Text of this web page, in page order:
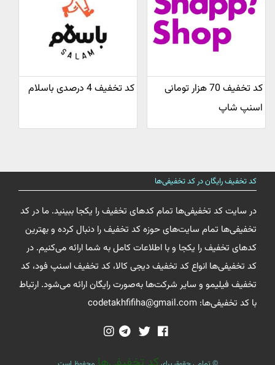
کد تخفیف 70 هزار تومانی
اسنپ شاپ
کد تخفیف 4 درصدی باسلام
کد تخفیف رایگان در کد تخفیفی‌ها
در سایت کد تخفیفی‌ها تمام کدهای تخفیف را یکجا ببینید. ما در کد
تخفیفی‌ها تمام سایت‌های حوزه کد تخفیف را دنبال کرده و بهترین
کدهای تخفیف را یکجا و با اطلاعات کامل به شما ارائه می‌کنیم. در
کد تخفیفی‌ها انواع کد تخفیف دیجی کالا، کد تخفیف اسنپ فود، کد
تخفیف فیلیمو و سایر شرکت‌ها به‌صورت رایگان ارائه می‌شود. ارتباط
با کد تخفیفی‌ها: codetakhfifiha@gmail.com